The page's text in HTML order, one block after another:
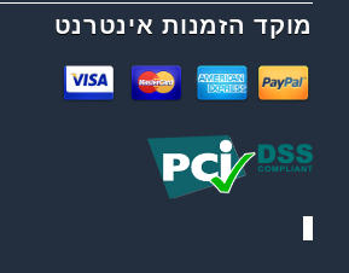
מוקד הזמנות אינטרנט